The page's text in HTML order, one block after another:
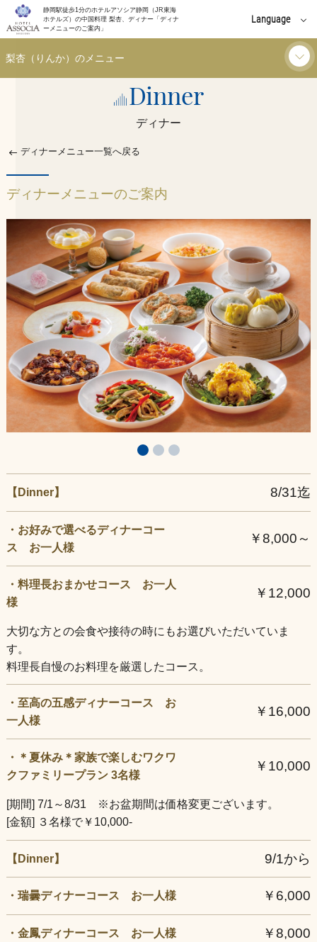
静岡駅徒歩1分のホテルアソシア静岡（JR東海
ホテルズ）の中国料理 梨杏、ディナー「ディナ
ーメニューのご案内」
Language
中文(簡体字)
梨杏（りんか）のメニュー
ご利用シーン
お知らせ
イベント
個室
店舗情報
Dinner
ディナー
ディナーメニュー一覧へ戻る
ディナーメニューのご案内
【Dinner】 8/31迄
・お好みで選べるディナーコー
ス お一人様
￥8,000～
・料理長おまかせコース お一人
様
￥12,000
大切な方との会食や接待の時にもお選びいただいていま
す。
料理長自慢のお料理を厳選したコース。
・至高の五感ディナーコース お
一人様
￥16,000
・＊夏休み＊家族で楽しむワクワ
クファミリープラン 3名様
￥10,000
​[期間] 7/1～8/31 ※お盆期間は価格変更ございます。
[金額] ３名様で￥10,000-
【Dinner】 9/1から
・瑞曇ディナーコース お一人様 ￥6,000
・金鳳ディナーコース お一人様 ￥8,000